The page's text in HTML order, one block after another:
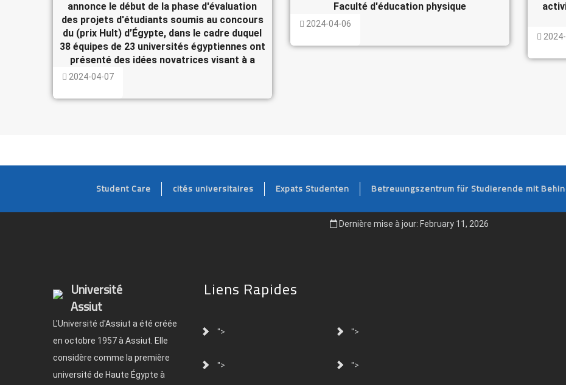
annonce le début de la phase d'évaluation
des projets d'étudiants soumis au concours
du (prix Hult) d’Égypte, dans le cadre duquel
38 équipes de 23 universités égyptiennes ont
présenté des idées novatrices visant à a
2024-04-07
Faculté d'éducation physique
2024-04-06
FOOTER
Student Care cités universitaires Expats Studenten Betreuungszentrum für Studierende mit
Dernière mise à jour: February 11, 2026
Université
Assiut
L'Université d'Assiut a été créée
en octobre 1957 à Assiut. Elle
considère comme la première
université de Haute Égypte à
Liens Rapides
"> ">
"> ">